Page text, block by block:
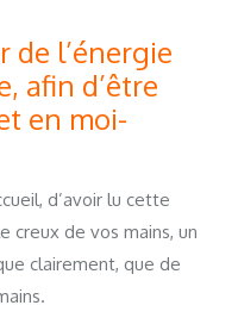
de l’énergie
afin d’être
en moi-
d’avoir lu cette
creux de vos mains, un
clairement, que de